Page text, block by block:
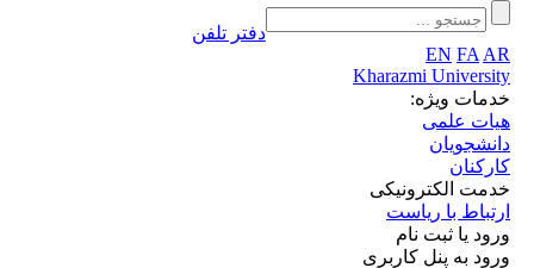
دفتر تلفن
EN FA AR
Kharazmi University
خدمات ویژه:
هیات علمی
دانشجویان
کارکنان
خدمت الکترونیکی
ارتباط با ریاست
ورود یا ثبت نام
ورود به پنل کاربری